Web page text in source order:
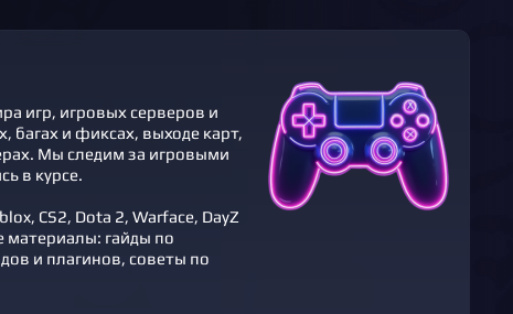
игр, игровых серверов и
багах и фикcах, выходе карт,
Мы следим за игровыми
в курсе.
CS2, Dota 2, Warface, DayZ
гайды по
и плагинов, советы по